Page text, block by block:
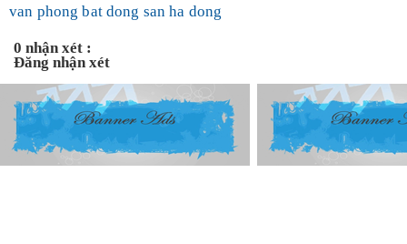
van phong bat dong san ha dong
0 nhận xét :
Đăng nhận xét